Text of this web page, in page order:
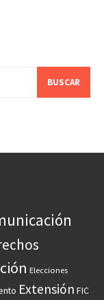
Elecciones
Extensión FIC